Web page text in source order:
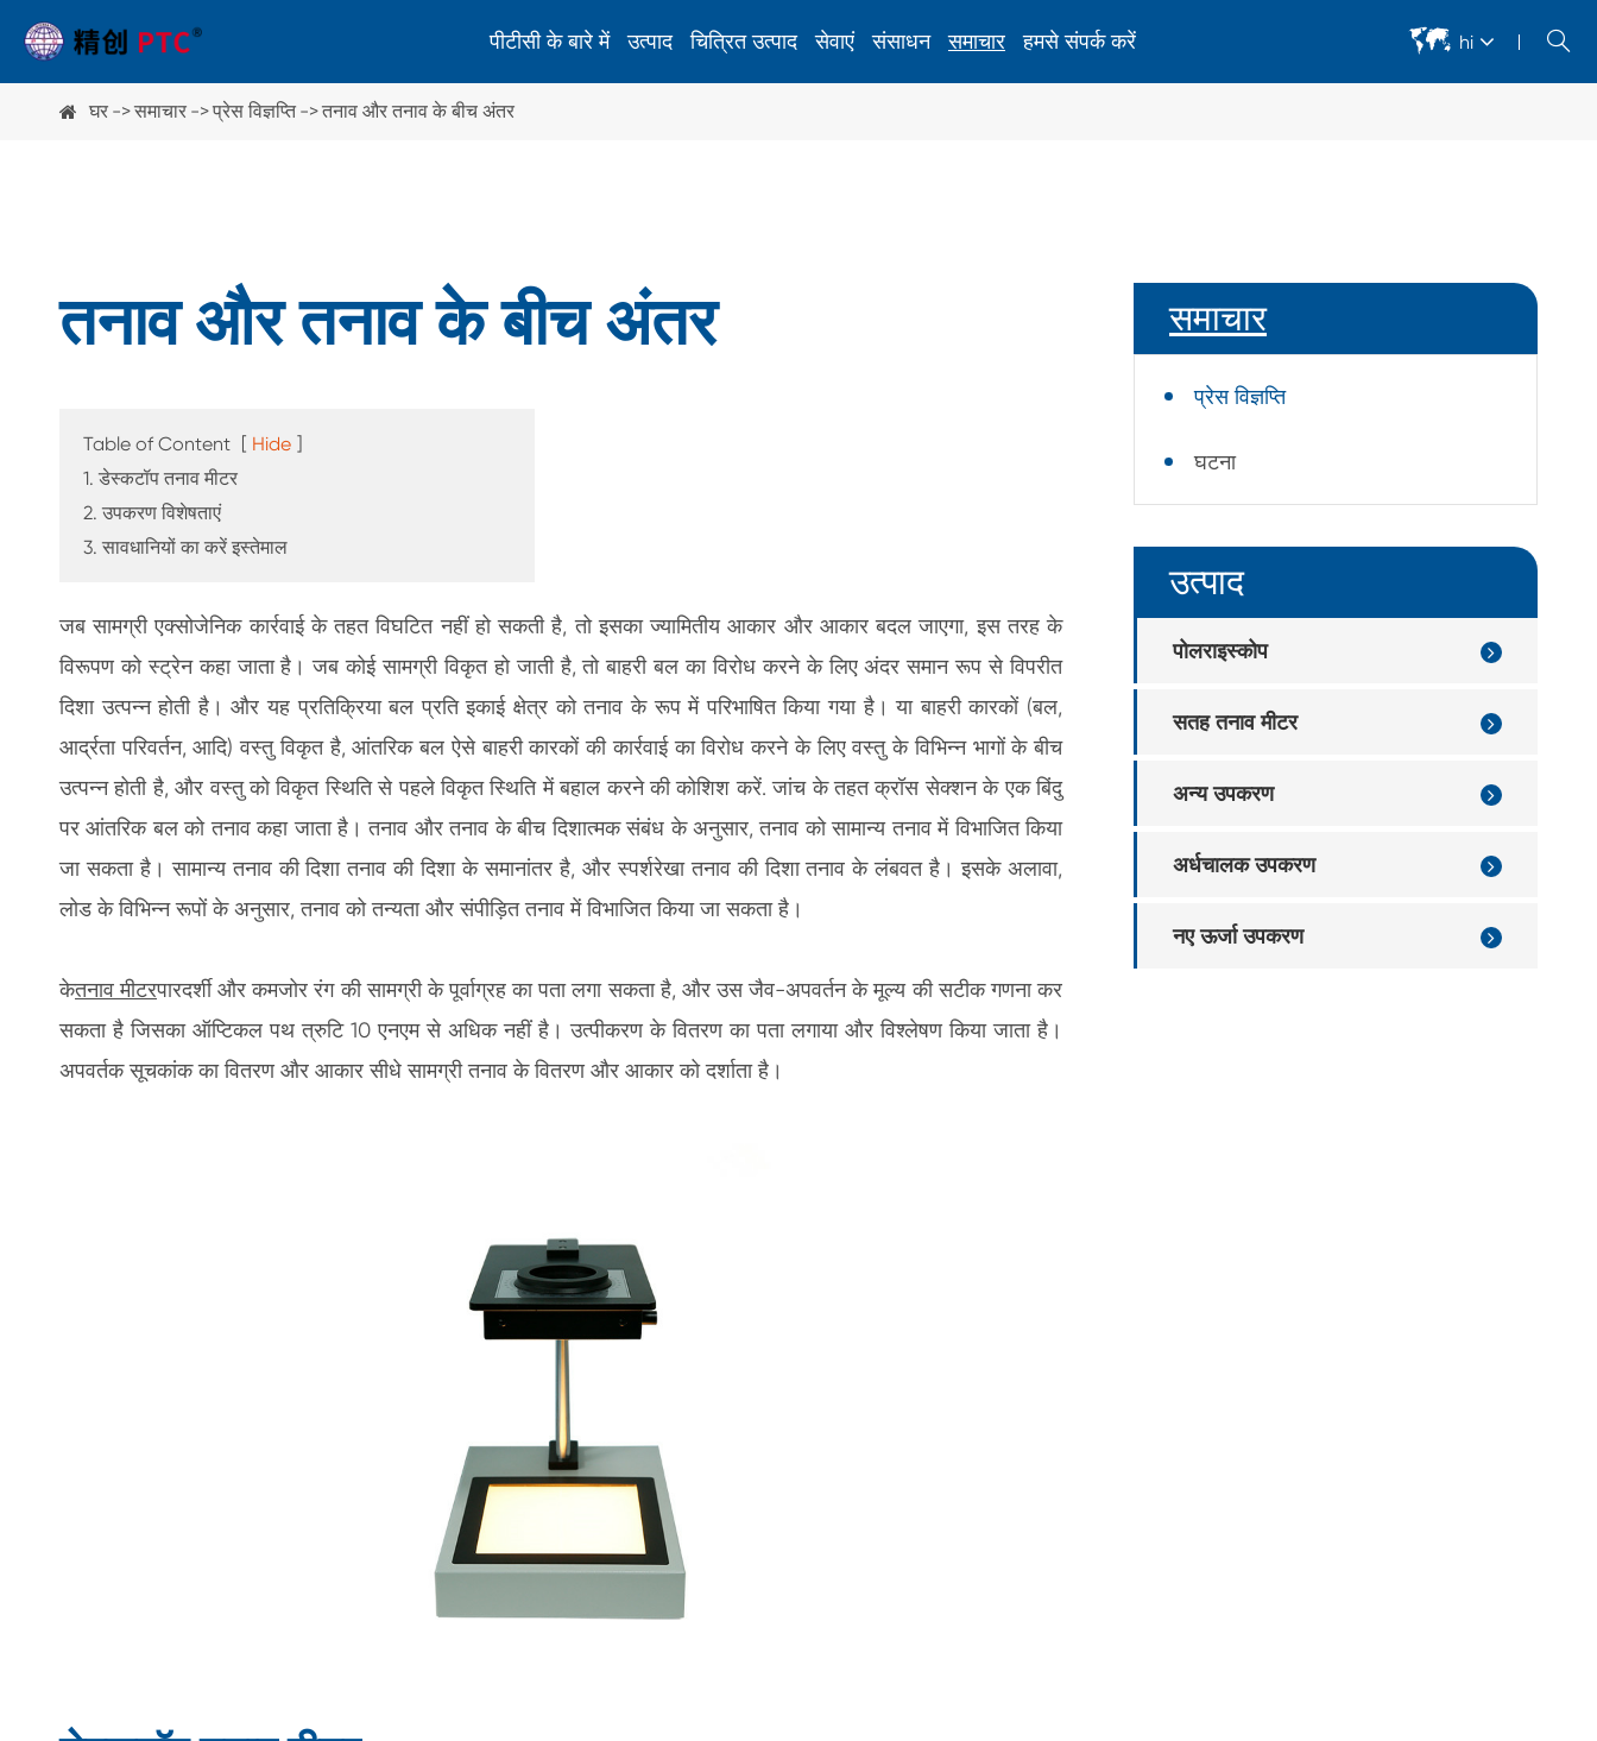
पीटीसी के बारे में उत्पाद
पॉलीराइज़र शीट अक्ष मापने वाला उपकरण
एएमबी कॉस्मेटिक दोष स्वचालित निरीक्षण उपकरण
एएमबी सोल्डर दोष स्वचालित निरीक्षण उपकरण
सिरेमिक सब्सट्रेट चापलूसी और मोटाई का पता लगाने वाले उपकरण
ध्वनिक टोमोग्राफी स्कैन
चिप ट्रे दोष निरीक्षण उपकरण
चित्रित उत्पाद सेवाएं संसाधन समाचार हमसे संपर्क करें  hi 
घर समाचार प्रेस विज्ञप्ति तनाव और तनाव के बीच अंतर
तनाव और तनाव के बीच अंतर
Table of Content [ Hide ]
1. डेस्कटॉप तनाव मीटर
2. उपकरण विशेषताएं
3. सावधानियों का करें इस्तेमाल
जब सामग्री एक्सोजेनिक कार्रवाई के तहत विघटित नहीं हो सकती है, तो इसका ज्यामितीय आकार और आकार बदल जाएगा, इस तरह के
विरूपण को स्ट्रेन कहा जाता है। जब कोई सामग्री विकृत हो जाती है, तो बाहरी बल का विरोध करने के लिए अंदर समान रूप से विपरीत
दिशा उत्पन्न होती है। और यह प्रतिक्रिया बल प्रति इकाई क्षेत्र को तनाव के रूप में परिभाषित किया गया है। या बाहरी कारकों (बल,
आर्द्रता परिवर्तन, आदि) वस्तु विकृत है, आंतरिक बल ऐसे बाहरी कारकों की कार्रवाई का विरोध करने के लिए वस्तु के विभिन्न भागों के बीच
उत्पन्न होती है, और वस्तु को विकृत स्थिति से पहले विकृत स्थिति में बहाल करने की कोशिश करें. जांच के तहत क्रॉस सेक्शन के एक बिंदु
पर आंतरिक बल को तनाव कहा जाता है। तनाव और तनाव के बीच दिशात्मक संबंध के अनुसार, तनाव को सामान्य तनाव में विभाजित किया
जा सकता है। सामान्य तनाव की दिशा तनाव की दिशा के समानांतर है, और स्पर्शरेखा तनाव की दिशा तनाव के लंबवत है। इसके अलावा,
लोड के विभिन्न रूपों के अनुसार, तनाव को तन्यता और संपीड़ित तनाव में विभाजित किया जा सकता है।
केतनाव मीटरपारदर्शी और कमजोर रंग की सामग्री के पूर्वाग्रह का पता लगा सकता है, और उस जैव-अपवर्तन के मूल्य की सटीक गणना कर
सकता है जिसका ऑप्टिकल पथ त्रुटि 10 एनएम से अधिक नहीं है। उत्पीकरण के वितरण का पता लगाया और विश्लेषण किया जाता है।
अपवर्तक सूचकांक का वितरण और आकार सीधे सामग्री तनाव के वितरण और आकार को दर्शाता है।
समाचार
प्रेस विज्ञप्ति
घटना
उत्पाद
पोलराइस्कोप
सतह तनाव मीटर
अन्य उपकरण
अर्धचालक उपकरण
नए ऊर्जा उपकरण